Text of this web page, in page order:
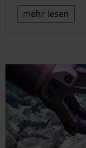
mehr lesen